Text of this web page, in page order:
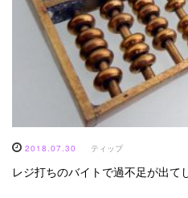
2018.07.30 ティップ
レジ打ちのバイトで過不足が出て